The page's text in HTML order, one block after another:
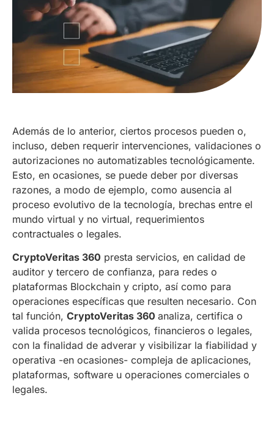
Además de lo anterior, ciertos procesos pueden o,
incluso, deben requerir intervenciones, validaciones o
autorizaciones no automatizables tecnológicamente.
Esto, en ocasiones, se puede deber por diversas
razones, a modo de ejemplo, como ausencia al
proceso evolutivo de la tecnología, brechas entre el
mundo virtual y no virtual, requerimientos
contractuales o legales.
CryptoVeritas 360 presta servicios, en calidad de
auditor y tercero de confianza, para redes o
plataformas Blockchain y cripto, así como para
operaciones específicas que resulten necesario. Con
tal función, CryptoVeritas 360 analiza, certifica o
valida procesos tecnológicos, financieros o legales,
con la finalidad de adverar y visibilizar la fiabilidad y
operativa -en ocasiones- compleja de aplicaciones,
plataformas, software u operaciones comerciales o
legales.